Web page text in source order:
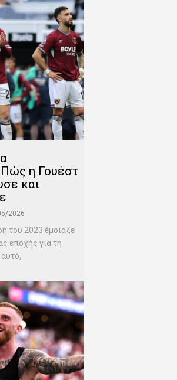
η Γουέστ
και
2026
του 2023 έμοιαζε
εποχής για τη
αυτό,